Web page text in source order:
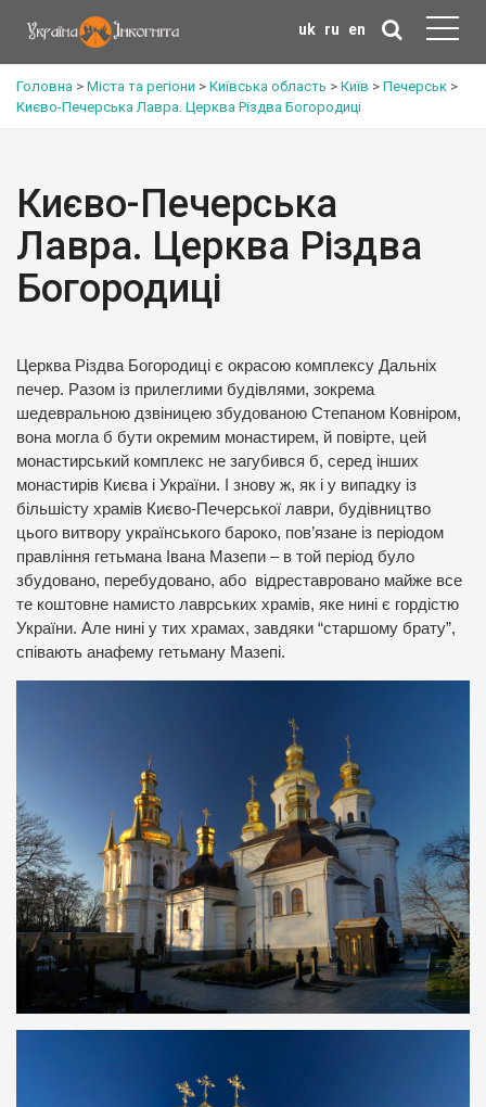
uk ru en
Головна > Міста та регіони > Київська область > Київ > Печерськ >
Києво-Печерська Лавра. Церква Різдва Богородиці
Києво-Печерська
Лавра. Церква Різдва
Богородиці
Церква Різдва Богородиці є окрасою комплексу Дальніх
печер. Разом із прилеглими будівлями, зокрема
шедевральною дзвіницею збудованою Степаном Ковніром,
вона могла б бути окремим монастирем, й повірте, цей
монастирський комплекс не загубився б, серед інших
монастирів Києва і України. І знову ж, як і у випадку із
більшісту храмів Києво-Печерської лаври, будівництво
цього витвору українського бароко, пов’язане із періодом
правління гетьмана Івана Мазепи – в той період було
збудовано, перебудовано, або відреставровано майже все
те коштовне намисто лаврських храмів, яке нині є гордістю
України. Але нині у тих храмах, завдяки “старшому брату”,
співають анафему гетьману Мазепі.